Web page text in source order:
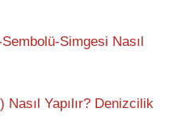
Simgesi Nasıl
Yapılır? Denizcilik